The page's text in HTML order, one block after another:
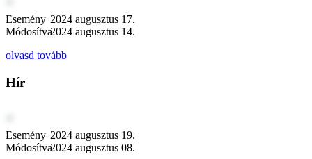
Esemény 2024 augusztus 17.
Módosítva2024 augusztus 14.
olvasd tovább
Hír
Esemény 2024 augusztus 19.
Módosítva2024 augusztus 08.